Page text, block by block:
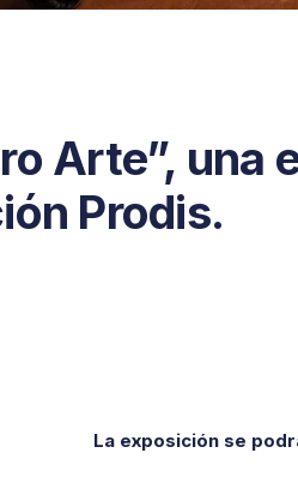
Arte”, una
Prodis.
La exposición se